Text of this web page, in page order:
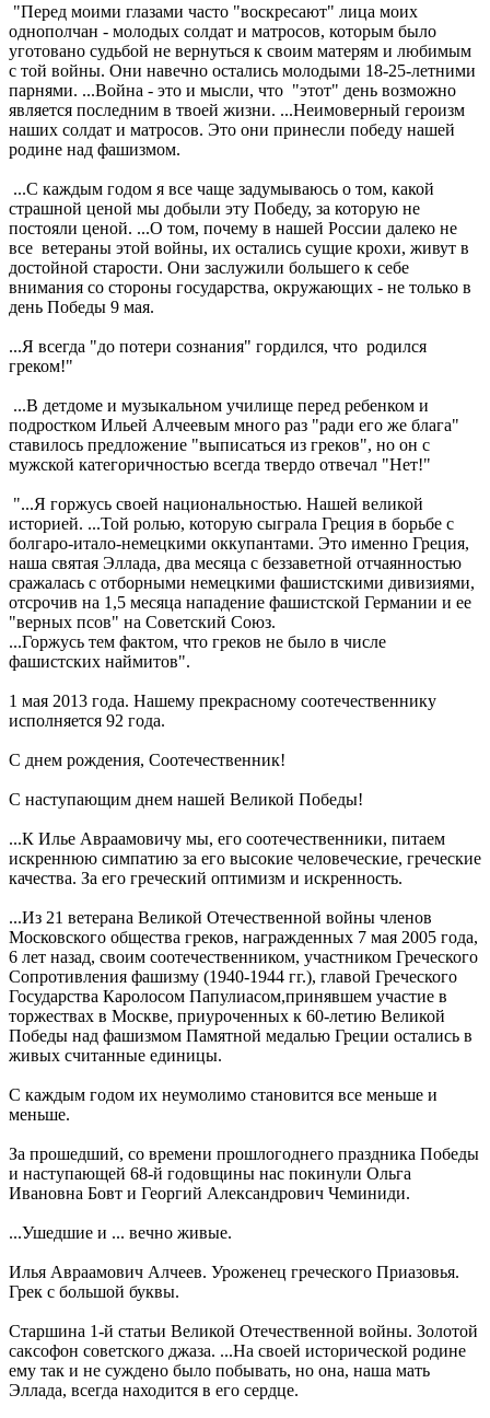
"Перед моими глазами часто "воскресают" лица моих
однополчан - молодых солдат и матросов, которым было
уготовано судьбой не вернуться к своим матерям и любимым
с той войны. Они навечно остались молодыми 18-25-летними
парнями. ...Война - это и мысли, что "этот" день возможно
является последним в твоей жизни. ...Неимоверный героизм
наших солдат и матросов. Это они принесли победу нашей
родине над фашизмом.
...С каждым годом я все чаще задумываюсь о том, какой
страшной ценой мы добыли эту Победу, за которую не
постояли ценой. ...О том, почему в нашей России далеко не
все ветераны этой войны, их остались сущие крохи, живут в
достойной старости. Они заслужили большего к себе
внимания со стороны государства, окружающих - не только в
день Победы 9 мая.
...Я всегда "до потери сознания" гордился, что родился
греком!"
...В детдоме и музыкальном училище перед ребенком и
подростком Ильей Алчеевым много раз "ради его же блага"
ставилось предложение "выписаться из греков", но он с
мужской категоричностью всегда твердо отвечал "Нет!"
"...Я горжусь своей национальностью. Нашей великой
историей. ...Той ролью, которую сыграла Греция в борьбе с
болгаро-итало-немецкими оккупантами. Это именно Греция,
наша святая Эллада, два месяца с беззаветной отчаянностью
сражалась с отборными немецкими фашистскими дивизиями,
отсрочив на 1,5 месяца нападение фашистской Германии и ее
"верных псов" на Советский Союз.
...Горжусь тем фактом, что греков не было в числе
фашистских наймитов".
1 мая 2013 года. Нашему прекрасному соотечественнику
исполняется 92 года.
С днем рождения, Соотечественник!
С наступающим днем нашей Великой Победы!
...К Илье Авраамовичу мы, его соотечественники, питаем
искреннюю симпатию за его высокие человеческие, греческие
качества. За его греческий оптимизм и искренность.
...Из 21 ветерана Великой Отечественной войны членов
Московского общества греков, награжденных 7 мая 2005 года,
6 лет назад, своим соотечественником, участником Греческого
Сопротивления фашизму (1940-1944 гг.), главой Греческого
Государства Каролосом Папулиасом,принявшем участие в
торжествах в Москве, приуроченных к 60-летию Великой
Победы над фашизмом Памятной медалью Греции остались в
живых считанные единицы.
С каждым годом их неумолимо становится все меньше и
меньше.
За прошедший, со времени прошлогоднего праздника Победы
и наступающей 68-й годовщины нас покинули Ольга
Ивановна Бовт и Георгий Александрович Чеминиди.
...Ушедшие и ... вечно живые.
Илья Авраамович Алчеев. Уроженец греческого Приазовья.
Грек с большой буквы.
Старшина 1-й статьи Великой Отечественной войны. Золотой
саксофон советского джаза. ...На своей исторической родине
ему так и не суждено было побывать, но она, наша мать
Эллада, всегда находится в его сердце.